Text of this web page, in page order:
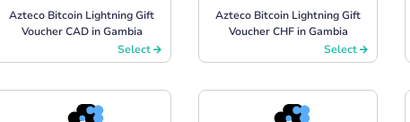
Azteco Bitcoin Lightning Gift
Voucher CAD in Gambia
Select
Azteco Bitcoin Lightning Gift
Voucher CHF in Gambia
Select